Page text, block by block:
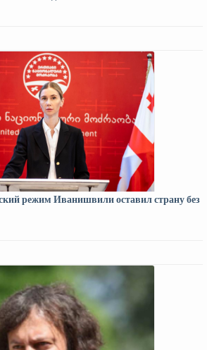
режим Иванишвили оставил страну без